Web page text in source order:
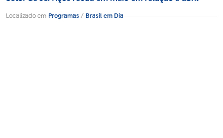
Localizado em Programas/ Brasil em Dia